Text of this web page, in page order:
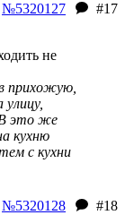
№5320127
#17
не
прихожую,
В это же
кухню
с кухни
№5320128
#18